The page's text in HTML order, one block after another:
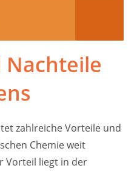
zahlreiche Vorteile und
Chemie weit
Vorteil liegt in der